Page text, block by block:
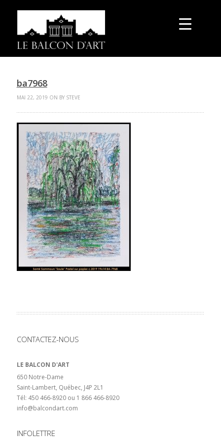
ba7968
MAI 22, 2019 ON BY STEVE
CONTACTEZ-NOUS
LE BALCON D'ART
650 Notre-Dame
Saint-Lambert, Québec, J4P 2L1
Tél: 450 466-8920 ou 1 866 466-8920
info@balcondart.com
INFOLETTRE